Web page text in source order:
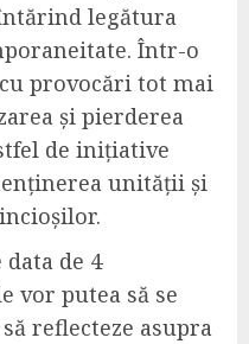
legătura
Într-o
provocări tot mai
și pierderea
de inițiative
unității și
data de 4
vor putea să se
reflecteze asupra